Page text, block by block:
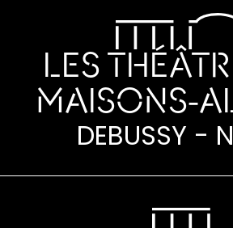
LES
MAISONS-
DEBUSSY -